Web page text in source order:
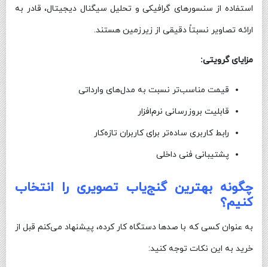
استفاده از سنسورهای گرافیکی و تحلیل سیگنال دیجیتال، قادر به
ارائه تصاویر نسبتاً دقیقی از زیرزمین هستند.
مزایای گرویتی:
قیمت مناسب‌تر نسبت به مدل‌های وارداتی
قابلیت بروزرسانی نرم‌افزار
رابط کاربری ساده‌تر برای کاربران تازه‌کار
پشتیبانی فنی داخلی
چگونه بهترین گنج‌یاب تصویری را انتخاب
کنیم؟
به عنوان کسی که با صدها دستگاه کار کرده، پیشنهاد می‌کنم قبل از
خرید به این نکات توجه کنید: